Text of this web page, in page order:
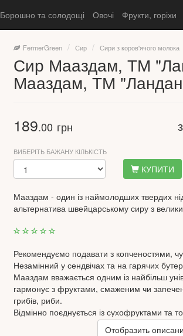
Борошно та солодощі Овочі Фрукти, горіхи
FermerGreen Сир Сири з коров'ячого молока
Сир Мааздам, ТМ
Мааздам, ТМ
189.00 грн
ВИБЕРІТЬ БАЖАНУ КІЛЬКІСТЬ
КУПИТИ
Мааздам - один із наймолодших твердих
альтернатива швейцарському сиру з
Рекомендуємо подавати з копченостями,
Незамінний у сендвічах та на гарячих
Мааздам вважається одним із найбільш
гармонує з фруктами, смаженим чи
грибів, риби.
Відмінно поєднується із сухофруктами та
Соаве - ідеальний варіант із сиром
Отобразить